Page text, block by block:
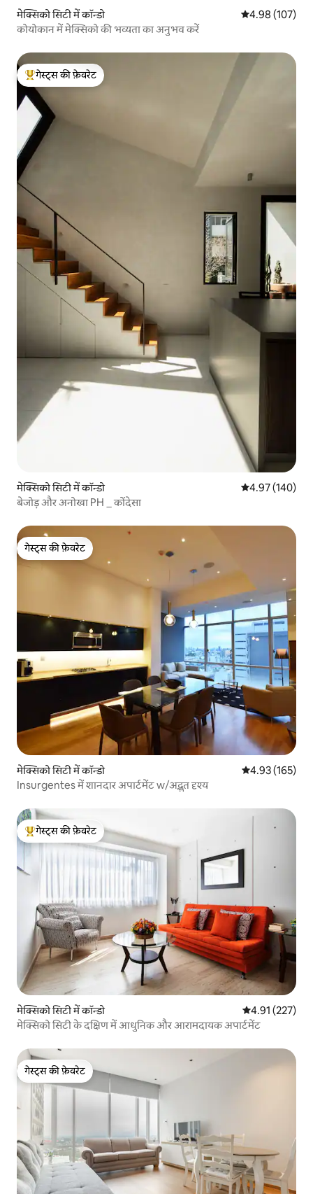
मेक्सिको सिटी में कॉन्डो औसत रेटिंग 5 में से
4.98 (107)
कोयोकान में मेक्सिको की भव्यता का अनुभव करें
गेस्ट्स का टॉप फ़ेवरेट
गेस्ट्स की फ़ेवरेट
मेक्सिको सिटी में कॉन्डो औसत रेटिंग 5 में से
4.97 (140)
बेजोड़ और अनोखा PH _ कोंदेसा
गेस्ट्स की फ़ेवरेट
गेस्ट्स की फ़ेवरेट
मेक्सिको सिटी में कॉन्डो औसत रेटिंग 5 में से
4.93 (165)
Insurgentes में शानदार अपार्टमेंट w/अद्भुत दृश्य
गेस्ट्स का टॉप फ़ेवरेट
गेस्ट्स की फ़ेवरेट
मेक्सिको सिटी में कॉन्डो औसत रेटिंग 5 में से
4.91 (227)
मेक्सिको सिटी के दक्षिण में आधुनिक और आरामदायक अपार्टमेंट
गेस्ट्स की फ़ेवरेट
गेस्ट्स की फ़ेवरेट